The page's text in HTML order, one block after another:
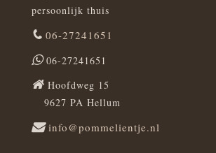
persoonlijk thuis
06-27241651
06-27241651
Hoofdweg 15
9627 PA Hellum
info@pommelientje.nl